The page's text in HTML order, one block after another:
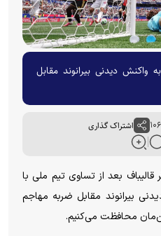
دیدنی بیرانوند مقابل
اشتراک گذاری
قالیباف بعد از تساوی تیم ملی با
بیرانوند مقابل ضربه مهاجم
محافظت می‌کنیم.